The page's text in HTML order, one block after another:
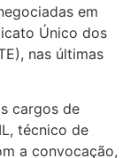
em
Único dos
nas últimas
cargos de
técnico de
a convocação,